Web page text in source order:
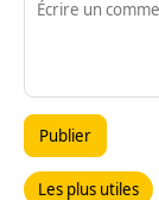
Publier
Les plus utiles